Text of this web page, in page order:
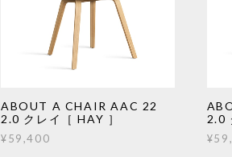
ABOUT A CHAIR AAC 22
2.0 クレイ［ HAY ］
¥59,400
2.0